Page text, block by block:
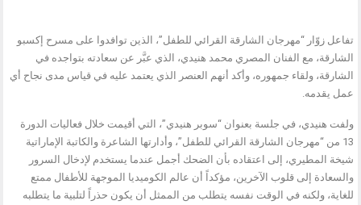
تفاعل زوّار “مهرجان الشارقة القرائي للطفل”، الذين توافدوا على مسرح إكسبو
الشارقة، مع الفنان المصري محمد هنيدي، الذي عبَّر عن سعادته بتواجده في
الشارقة، ولقاء جمهوره، وأكد أنهم العنصر الذي يعتمد عليه في قياس مدى نجاح أي
عمل يقدمه.
ولفت هنيدي، في جلسة بعنوان “سوبر هنيدي”، التي أقيمت خلال فعاليات الدورة
13 من “مهرجان الشارقة القرائي للطفل”، وأدارتها الشاعرة والكاتبة الإماراتية
شيخة المطيري، إلى اعتقاده بأن الضحك أجمل عندما يستخدم لإدخال السرور
والسعادة إلى قلوب الآخرين، مؤكداً أن عالم الكوميديا الموجهة للأطفال ممتع
للغاية، ولكنه في الوقت نفسه يتطلب من الممثل أن يكون حذراً لتلبية ما يتطلبه